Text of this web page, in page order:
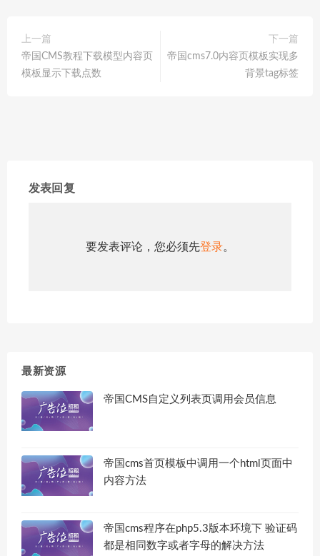
上一篇
帝国CMS教程下载模型内容页
模板显示下载点数
下一篇
帝国cms7.0内容页模板实现多
背景tag标签
发表回复
要发表评论，您必须先登录。
最新资源
帝国CMS自定义列表页调用会员信息
帝国cms首页模板中调用一个html页面中
内容方法
帝国cms程序在php5.3版本环境下 验证码
都是相同数字或者字母的解决方法